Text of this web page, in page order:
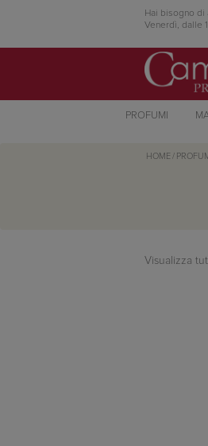
Hai bisogno di
Venerdì, dalle
PROFUMI
HOME /
Visualizza